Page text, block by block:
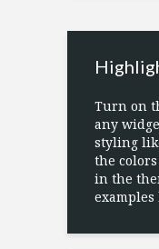
Turn on
any
styling
the
in the
examples